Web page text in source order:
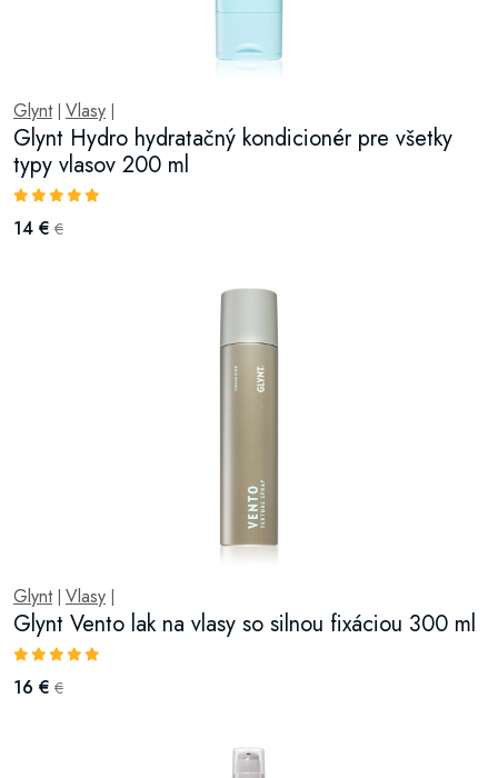
Glynt| Vlasy
Glynt Hydro hydratačný kondicionér pre všetky
typy vlasov 200 ml
14 € €
Glynt| Vlasy
Glynt Vento lak na vlasy so silnou fixáciou 300 ml
16 € €